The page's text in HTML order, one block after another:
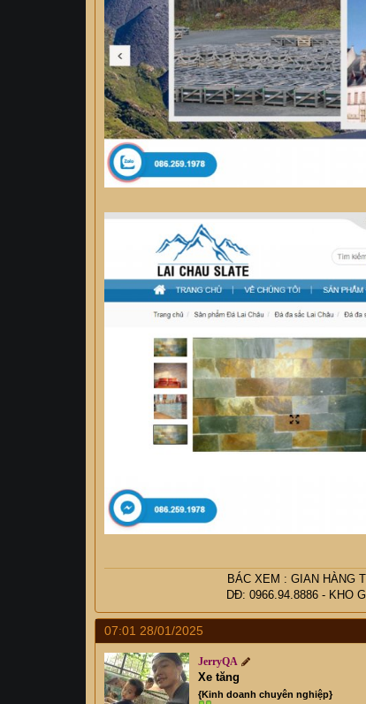
BÁC XEM : GIAN HÀNG
DĐ: 0966.94.8886 - KHO
07:01 28/01/2025
JerryQA
Xe tăng
{Kinh doanh chuyên nghiệp}